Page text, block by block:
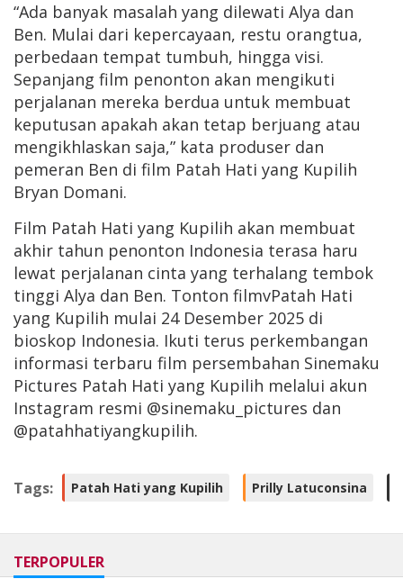
“Ada banyak masalah yang dilewati Alya dan
Ben. Mulai dari kepercayaan, restu orangtua,
perbedaan tempat tumbuh, hingga visi.
Sepanjang film penonton akan mengikuti
perjalanan mereka berdua untuk membuat
keputusan apakah akan tetap berjuang atau
mengikhlaskan saja,” kata produser dan
pemeran Ben di film Patah Hati yang Kupilih
Bryan Domani.
Film Patah Hati yang Kupilih akan membuat
akhir tahun penonton Indonesia terasa haru
lewat perjalanan cinta yang terhalang tembok
tinggi Alya dan Ben. Tonton filmvPatah Hati
yang Kupilih mulai 24 Desember 2025 di
bioskop Indonesia. Ikuti terus perkembangan
informasi terbaru film persembahan Sinemaku
Pictures Patah Hati yang Kupilih melalui akun
Instagram resmi @sinemaku_pictures dan
@patahhatiyangkupilih.
Tags: Patah Hati yang Kupilih Prilly Latuconsina
TERPOPULER